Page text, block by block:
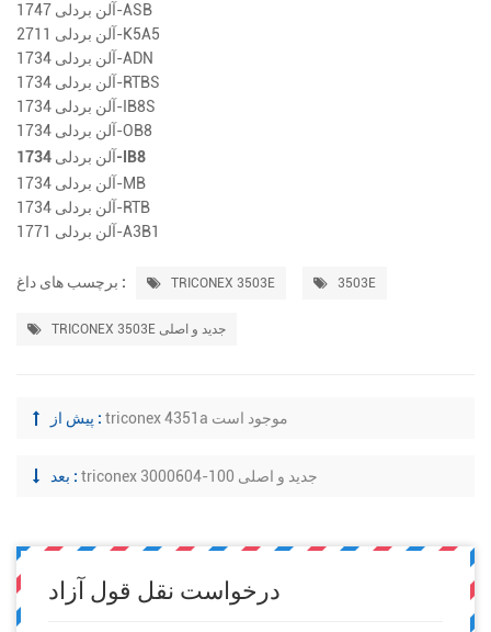
آلن بردلی 1747-ASB
آلن بردلی 2711-K5A5
آلن بردلی 1734-ADN
آلن بردلی 1734-RTBS
آلن بردلی 1734-IB8S
آلن بردلی 1734-OB8
آلن بردلی 1734-IB8
آلن بردلی 1734-MB
آلن بردلی 1734-RTB
آلن بردلی 1771-A3B1
برچسب های داغ : TRICONEX 3503E 3503E
TRICONEX 3503E جدید و اصلی
پیش از : triconex 4351a موجود است
بعد : triconex 3000604-100 جدید و اصلی
درخواست نقل قول آزاد